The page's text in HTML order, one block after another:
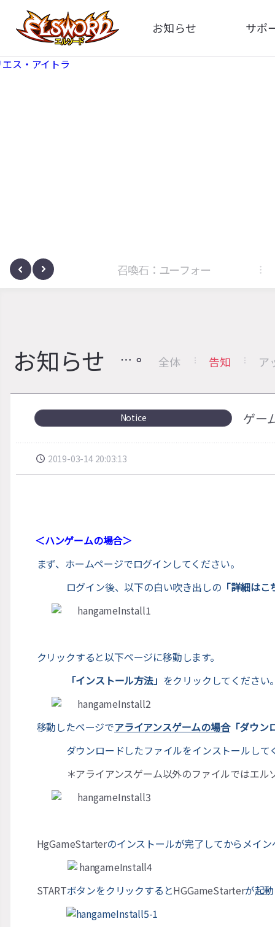
お知らせ
全体
サポ
サノヴァ 召喚石：ユーフォー
お知らせ 全体 告知 ア
Notice ゲー
2019-03-14 20:03:13
＜ハンゲームの場合＞
まず、ホームページでログインしてください。
ログイン後、以下の白い吹き出しの 「詳細はこ
クリックすると以下ページに移動します。
「インストール方法」 をクリックしてください
移動したページでアライアンスゲームの場合「ダウン
ダウンロードしたファイルをインストールし
＊アライアンスゲーム以外のファイルではエ
HgGameStarterのインストールが完了してからメイ
STARTボタンをクリックするとHGGameStarterが起